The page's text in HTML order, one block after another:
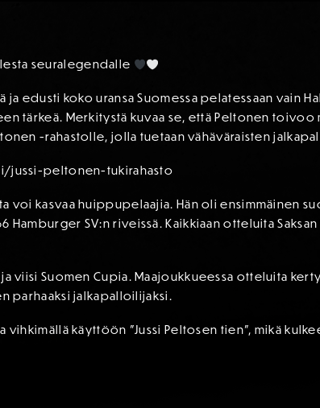
seuralegendalle
ja edusti koko uransa Suomessa pelatessaan vain
tärkeä. Merkitystä kuvaa se, että Peltonen toivoo
-rahastolle, jolla tuetaan vähäväraisten
jussi-peltonen-tukirahasto
voi kasvaa huippupelaajia. Hän oli ensimmäinen
Hamburger SV:n riveissä. Kaikkiaan otteluita
viisi Suomen Cupia. Maajoukkueessa otteluita
parhaaksi jalkapalloilijaksi.
vihkimällä käyttöön ”Jussi Peltosen tien”, mikä